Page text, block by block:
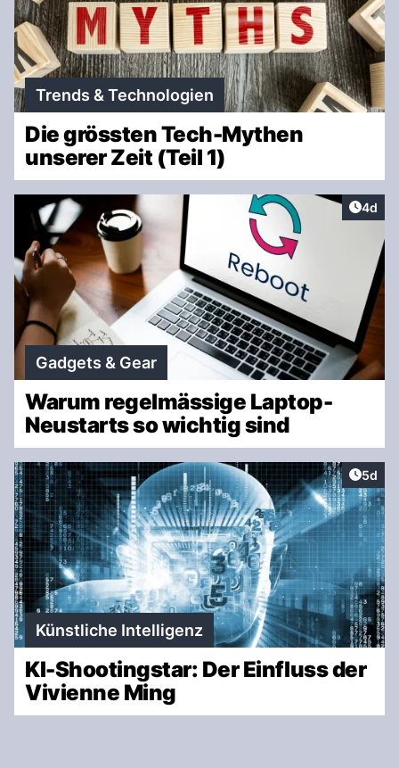
Trends & Technologien
Die grössten Tech-Mythen
unserer Zeit (Teil 1)
4d
Gadgets & Gear
Warum regelmässige Laptop-
Neustarts so wichtig sind
5d
Künstliche Intelligenz
KI-Shootingstar: Der Einfluss der
Vivienne Ming